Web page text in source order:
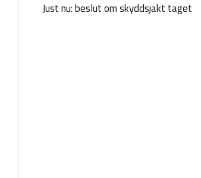
Just nu: beslut om skyddsjakt taget